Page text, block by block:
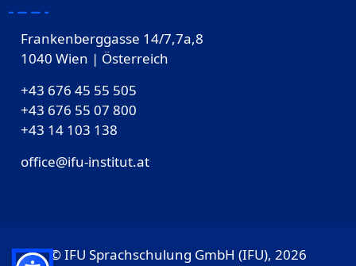
Frankenberggasse 14/7,7a,8
1040 Wien | Österreich
+43 676 45 55 505
+43 676 55 07 800
‎+43 14 103 138
office@ifu-institut.at
© IFU Sprachschulung GmbH (IFU), 2026